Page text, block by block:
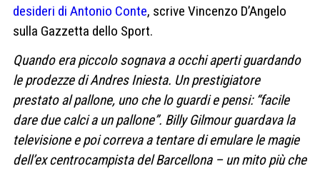
desideri di Antonio Conte, scrive Vincenzo D’Angelo
sulla Gazzetta dello Sport.
Quando era piccolo sognava a occhi aperti guardando
le prodezze di Andres Iniesta. Un prestigiatore
prestato al pallone, uno che lo guardi e pensi: “facile
dare due calci a un pallone”. Billy Gilmour guardava la
televisione e poi correva a tentare di emulare le magie
dell’ex centrocampista del Barcellona – un mito più che